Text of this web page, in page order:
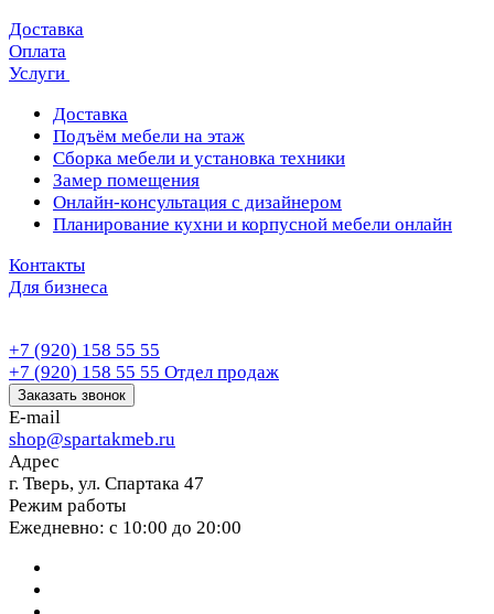
Доставка
Оплата
Услуги
Доставка
Подъём мебели на этаж
Сборка мебели и установка техники
Замер помещения
Онлайн-консультация с дизайнером
Планирование кухни и корпусной мебели онлайн
Контакты
Для бизнеса
+7 (920) 158 55 55
+7 (920) 158 55 55 Отдел продаж
Заказать звонок
E-mail
shop@spartakmeb.ru
Адрес
г. Тверь, ул. Спартака 47
Режим работы
Ежедневно: с 10:00 до 20:00